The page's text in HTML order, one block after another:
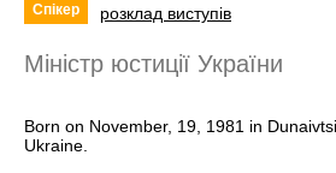
Спікер розклад виступів
Міністр юстиції України
Born on November, 19, 1981 in
Ukraine.